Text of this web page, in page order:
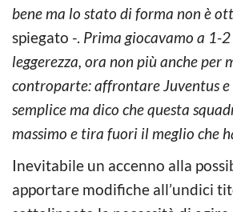
bene ma lo stato di forma non è
spiegato -. Prima giocavamo a 1-
leggerezza, ora non più anche per
controparte: affrontare Juventus e
semplice ma dico che questa
massimo e tira fuori il meglio che
Inevitabile un accenno alla
apportare modifiche all’undici